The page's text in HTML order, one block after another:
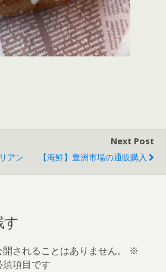
アン
Next Post
【海鮮】豊洲市場の通販購入
されることはありません。
※
項目です